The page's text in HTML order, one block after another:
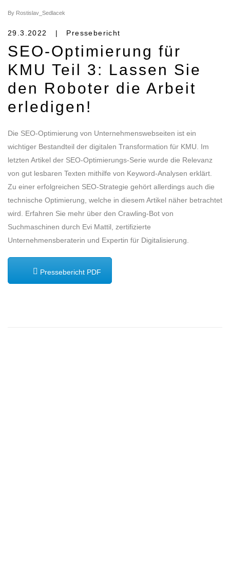
By Rostislav_Sedlacek
29.3.2022 | Pressebericht
SEO-Optimierung für
KMU Teil 3: Lassen Sie
den Roboter die Arbeit
erledigen!
Die SEO-Optimierung von Unternehmenswebseiten ist ein
wichtiger Bestandteil der digitalen Transformation für KMU. Im
letzten Artikel der SEO-Optimierungs-Serie wurde die Relevanz
von gut lesbaren Texten mithilfe von Keyword-Analysen erklärt.
Zu einer erfolgreichen SEO-Strategie gehört allerdings auch die
technische Optimierung, welche in diesem Artikel näher betrachtet
wird. Erfahren Sie mehr über den Crawling-Bot von
Suchmaschinen durch Evi Mattil, zertifizierte
Unternehmensberaterin und Expertin für Digitalisierung.
Pressebericht PDF